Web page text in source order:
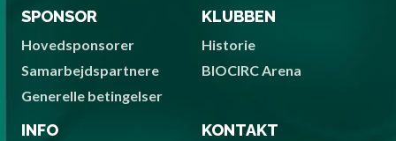
SPONSOR
Hovedsponsorer
Samarbejdspartnere
Generelle betingelser
KLUBBEN
Historie
BIOCIRC Arena
INFO KONTAKT